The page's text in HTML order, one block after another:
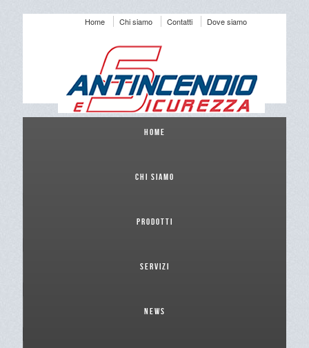
Home Chi siamo Contatti Dove siamo
Home
Chi siamo
Prodotti
Servizi
News